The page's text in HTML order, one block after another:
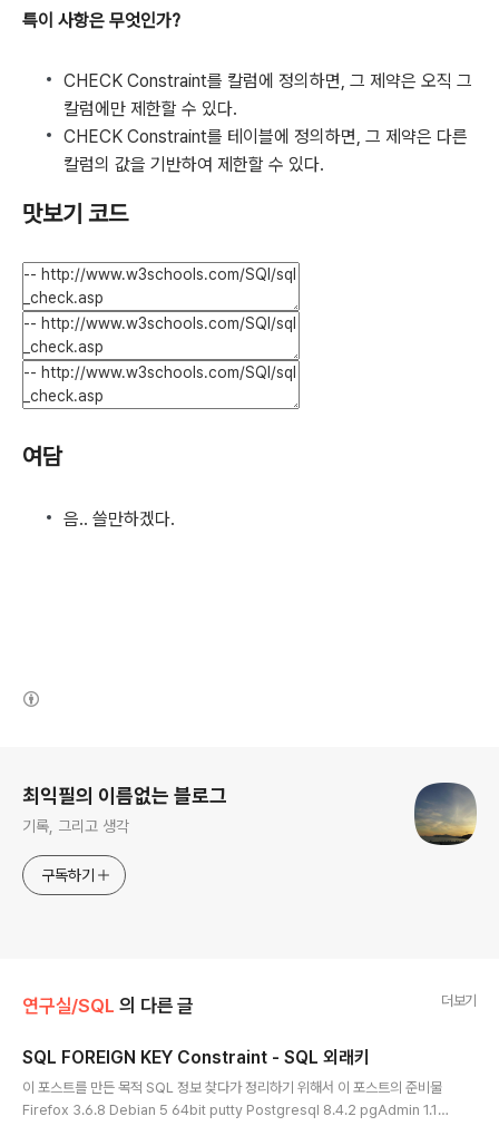
특이 사항은 무엇인가?
CHECK Constraint를 칼럼에 정의하면, 그 제약은 오직 그
칼럼에만 제한할 수 있다.
CHECK Constraint를 테이블에 정의하면, 그 제약은 다른
칼럼의 값을 기반하여 제한할 수 있다.
맛보기 코드
여담
음.. 쓸만하겠다.
최익필의 이름없는 블로그
기록, 그리고 생각
구독하기
연구실/SQL 의 다른 글 더보기
SQL FOREIGN KEY Constraint - SQL 외래키
이 포스트를 만든 목적 SQL 정보 찾다가 정리하기 위해서 이 포스트의 준비물
Firefox 3.6.8 Debian 5 64bit putty Postgresql 8.4.2 pgAdmin 1.10.